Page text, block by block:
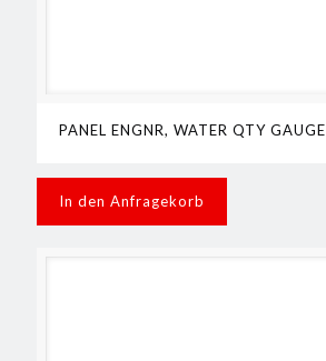
PANEL ENGNR, WATER QTY GAUGE
In den Anfragekorb